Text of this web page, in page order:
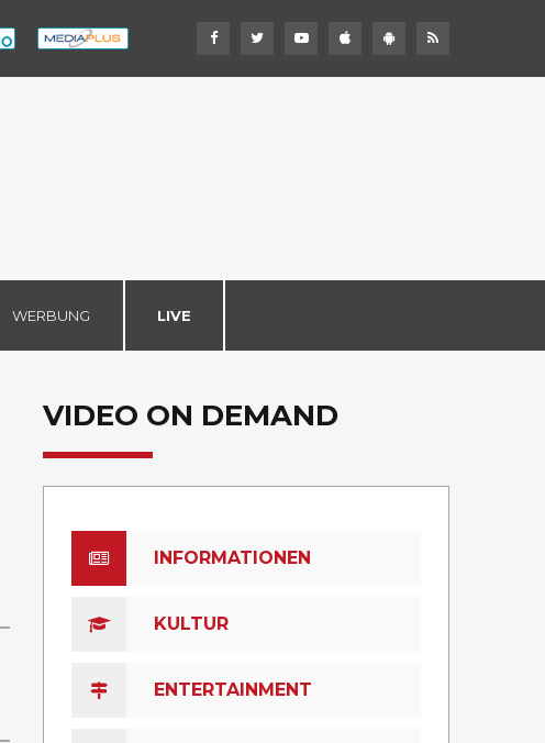
WERBUNG LIVE
VIDEO ON DEMAND
INFORMATIONEN
KULTUR
ENTERTAINMENT